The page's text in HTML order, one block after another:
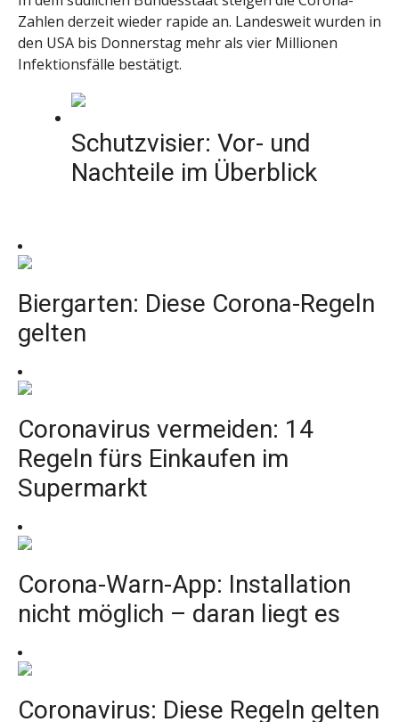
Zahlen derzeit wieder rapide an. Landesweit wurden in
den USA bis Donnerstag mehr als vier Millionen
Infektionsfälle bestätigt.
Schutzvisier: Vor- und
Nachteile im Überblick
Biergarten: Diese Corona-Regeln
gelten
Coronavirus vermeiden: 14
Regeln fürs Einkaufen im
Supermarkt
Corona-Warn-App: Installation
nicht möglich – daran liegt es
Coronavirus: Diese Regeln gelten